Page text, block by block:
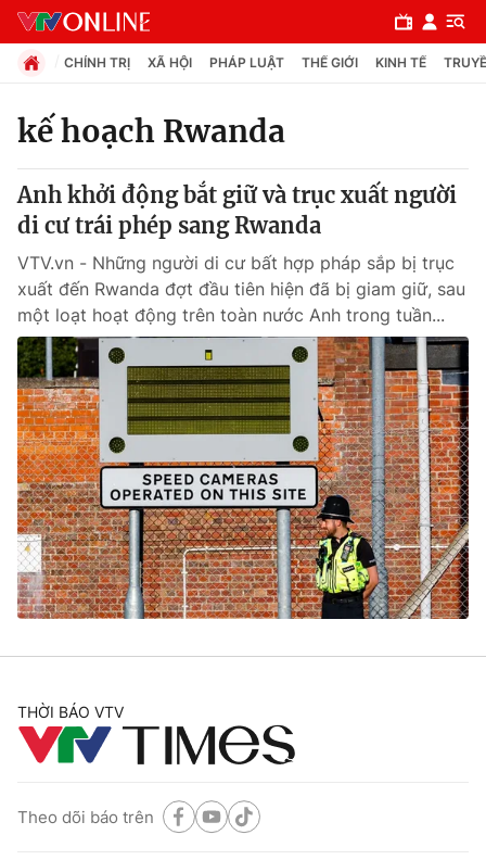
Chuyên mục
Chính trị
Xã hội
Pháp luật
Y tế
Thế giới
Tin tức
Thế giới đó đây
Câu chuyện quốc tế
Kinh tế
Tài chính
Thị trường
Góc doanh nghiệp
Dữ liệu và đời sống
Truyền hình
Phim VTV
Hậu trường
Giải trí
Điện ảnh
Âm nhạc
Du lịch
CHÍNH TRỊ XÃ HỘI PHÁP LUẬT THẾ GIỚI KINH TẾ
kế hoạch Rwanda
Anh khởi động bắt giữ và trục xuất người
di cư trái phép sang Rwanda
VTV.vn - Những người di cư bất hợp pháp sắp bị trục
xuất đến Rwanda đợt đầu tiên hiện đã bị giam giữ, sau
một loạt hoạt động trên toàn nước Anh trong tuần...
THỜI BÁO VTV
Theo dõi báo trên